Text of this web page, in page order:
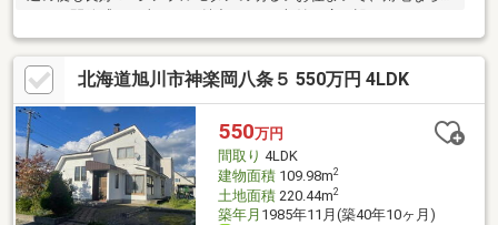
片付け楽々！2台駐車用カーポートと物置も設置されています。■
周辺環境：ローソン豊岡12条一丁目店（徒歩約4分）、ベストプ
ライス10条通店（徒歩約5分）の買い物施設や飲食店など揃って
おります。※現在入居中のため直接の訪問はご遠慮下さい。内覧
のお問い合わせお待ちいたしております。
北海道旭川市神楽岡八条５ 550万円 4LDK
550万円
間取り 4LDK
建物面積109.98m2
土地面積220.44m2
築年月 1985年11月(築40年10ヶ月)